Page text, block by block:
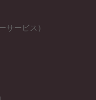
サービス）